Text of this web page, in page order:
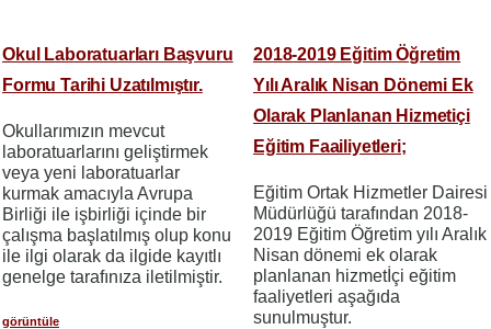
Okul Laboratuarları Başvuru
Formu Tarihi Uzatılmıştır.
Okullarımızın mevcut
laboratuarlarını geliştirmek
veya yeni laboratuarlar
kurmak amacıyla Avrupa
Birliği ile işbirliği içinde bir
çalışma başlatılmış olup konu
ile ilgi olarak da ilgide kayıtlı
genelge tarafınıza iletilmiştir.
görüntüle
2018-2019 Eğitim Öğretim
Yılı Aralık Nisan Dönemi Ek
Olarak Planlanan Hizmetiçi
Eğitim Faailiyetleri;
Eğitim Ortak Hizmetler Dairesi
Müdürlüğü tarafından 2018-
2019 Eğitim Öğretim yılı Aralık
Nisan dönemi ek olarak
planlanan hizmetİçi eğitim
faaliyetleri aşağıda
sunulmuştur.